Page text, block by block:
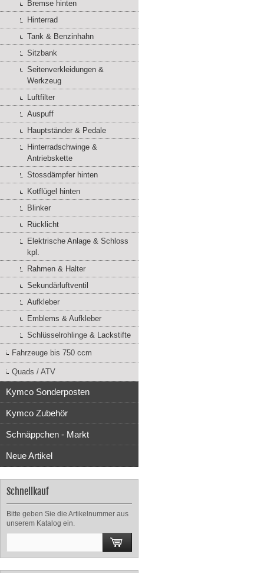
Bremse hinten
Hinterrad
Tank & Benzinhahn
Sitzbank
Seitenverkleidungen &
Werkzeug
Luftfilter
Auspuff
Hauptständer & Pedale
Hinterradschwinge &
Antriebskette
Stossdämpfer hinten
Kotflügel hinten
Blinker
Rücklicht
Elektrische Anlage & Schloss
kpl.
Rahmen & Halter
Sekundärluftventil
Aufkleber
Emblems & Aufkleber
Schlüsselrohlinge & Lackstifte
Fahrzeuge bis 750 ccm
Quads / ATV
Kymco Sonderposten
Kymco Zubehör
Schnäppchen - Markt
Neue Artikel
Schnellkauf
Bitte geben Sie die Artikelnummer aus
unserem Katalog ein.